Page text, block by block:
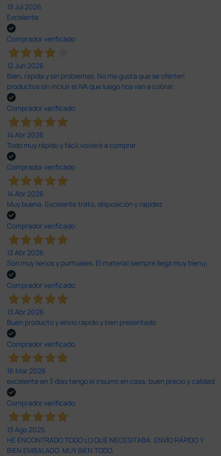
13 Jul 2026
Excelente
Comprador verificado
12 Jun 2026
Bien, rápida y sin problemas. No me gusta que se oferten
productos sin incluir el IVA que luego nos van a cobrar.
Comprador verificado
14 Abr 2026
Todo muy rápido y fácil,volveré a comprar.
Comprador verificado
14 Abr 2026
Muy buena. Excelente trato, disposición y rapidez
Comprador verificado
13 Abr 2026
Son muy serios y puntuales. El material siempre llega muy bien¡¡¡
Comprador verificado
13 Abr 2026
Buen producto y envío rápido y bien presentado
Comprador verificado
16 Mar 2026
excelente en 3 días tengo el insumo en casa, buen precio y calidad
Comprador verificado
13 Ago 2025
HE ENCONTRADO TODO LO QUE NECESITABA. ENVÍO RÁPIDO Y
BIEN EMBALADO. MUY BIEN TODO.